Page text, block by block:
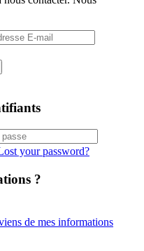
your password?
?
de mes informations